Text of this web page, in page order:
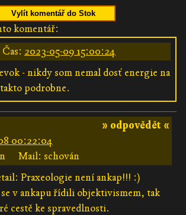
Vylít komentář do Stok
komentář:
Čas: 2023-05-09 15:00:24
- nikdy som nemal dosť energie na
podrobne.
» odpovědět «
00:22:04
Mail: schován
Praxeologie není ankap!!! :)
v ankapu řídili objektivismem, tak
cestě ke spravedlnosti.